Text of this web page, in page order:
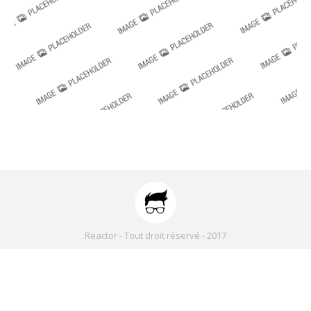
Reactor - Tout droit réservé - 2017